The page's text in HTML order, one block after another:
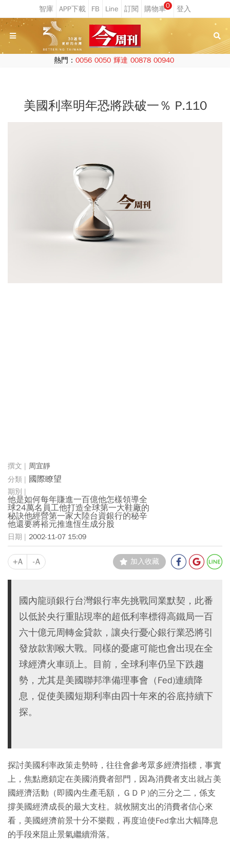
0
熱門： 0056 0050 輝達 00878 00940
美國利率明年恐將跌破一％ P.110
周宜靜
國際瞭望
他是如何每年賺進一百億他怎樣領導全
球24萬名員工他打造全球第一大鞋廠的
秘訣他經營第一家大陸台資銀行的秘辛
他還要將裕元推進恆生成分股
2002-11-07 15:09
+A -A 加入收藏
國內龍頭銀行台灣銀行率先挑戰同業默契，此番
以低於央行重貼現率的超低利率標得高鐵局一百
六十億元周轉金貸款，讓央行憂心銀行業恐將引
發放款割喉大戰。同樣的憂慮可能也會出現在全
球經濟火車頭上。目前，全球利率仍呈下跌趨
勢，尤其是美國聯邦準備理事會（Fed)連續降
息，促使美國短期利率由四十年來的谷底持續下
探。
探討美國利率政策走勢時，往往會參考眾多經濟指標，事實
上，焦點應鎖定在美國消費者部門，因為消費者支出就占美
國經濟活動（即國內生產毛額，ＧＤＰ)的三分之二，係支
撐美國經濟成長的最大支柱。就攸關支出的消費者信心來
看，美國經濟前景十分不樂觀，再度迫使Fed拿出大幅降息
的手段來阻止景氣繼續滑落。